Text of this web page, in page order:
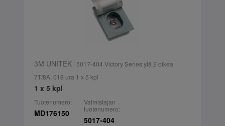
3M UNITEK| 5017-404 Victory Series ylä 2 oikea
7T/8A, 018 ura 1 x 5 kpl
1 x 5 kpl
Tuotenumero:
MD176150
Valmistajan
tuotenumero:
5017-404